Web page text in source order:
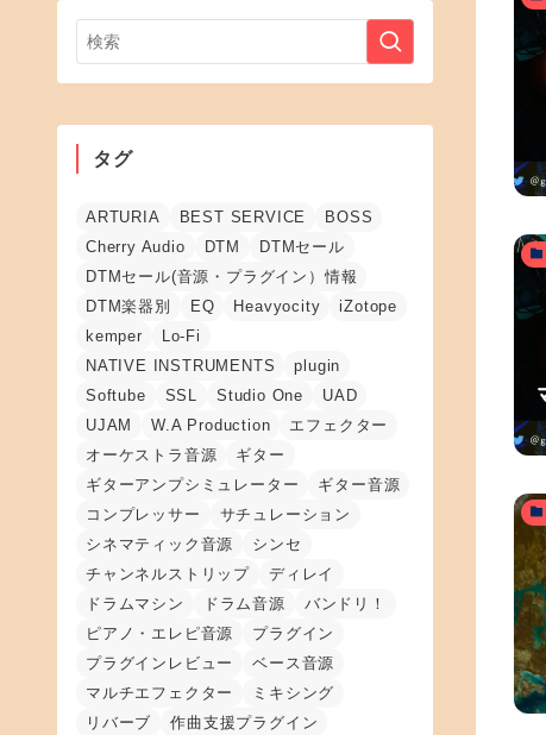
タグ
ARTURIA BEST SERVICE
BOSS
Cherry Audio
DTM
DTMセール
DTMセール(音源・プラグイン）情報
DTM楽器別
EQ Heavyocity
iZotope
kemper
Lo-Fi
NATIVE INSTRUMENTS
plugin
Softube
SSL Studio One
UAD
UJAM
W.A Production
エフェクター
オーケストラ音源
ギター
ギターアンプシミュレーター
ギター音源
コンプレッサー
サチュレーション
シネマティック音源
シンセ
チャンネルストリップ
ディレイ
ドラムマシン
ドラム音源
バンドリ！
ピアノ・エレピ音源
プラグイン
プラグインレビュー
ベース音源
マルチエフェクター
ミキシング
リバーブ
作曲支援プラグイン